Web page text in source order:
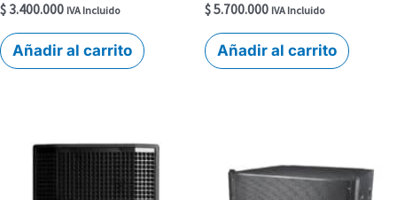
$3.400.000 IVA Incluido
Añadir al carrito
$5.700.000 IVA Incluido
Añadir al carrito